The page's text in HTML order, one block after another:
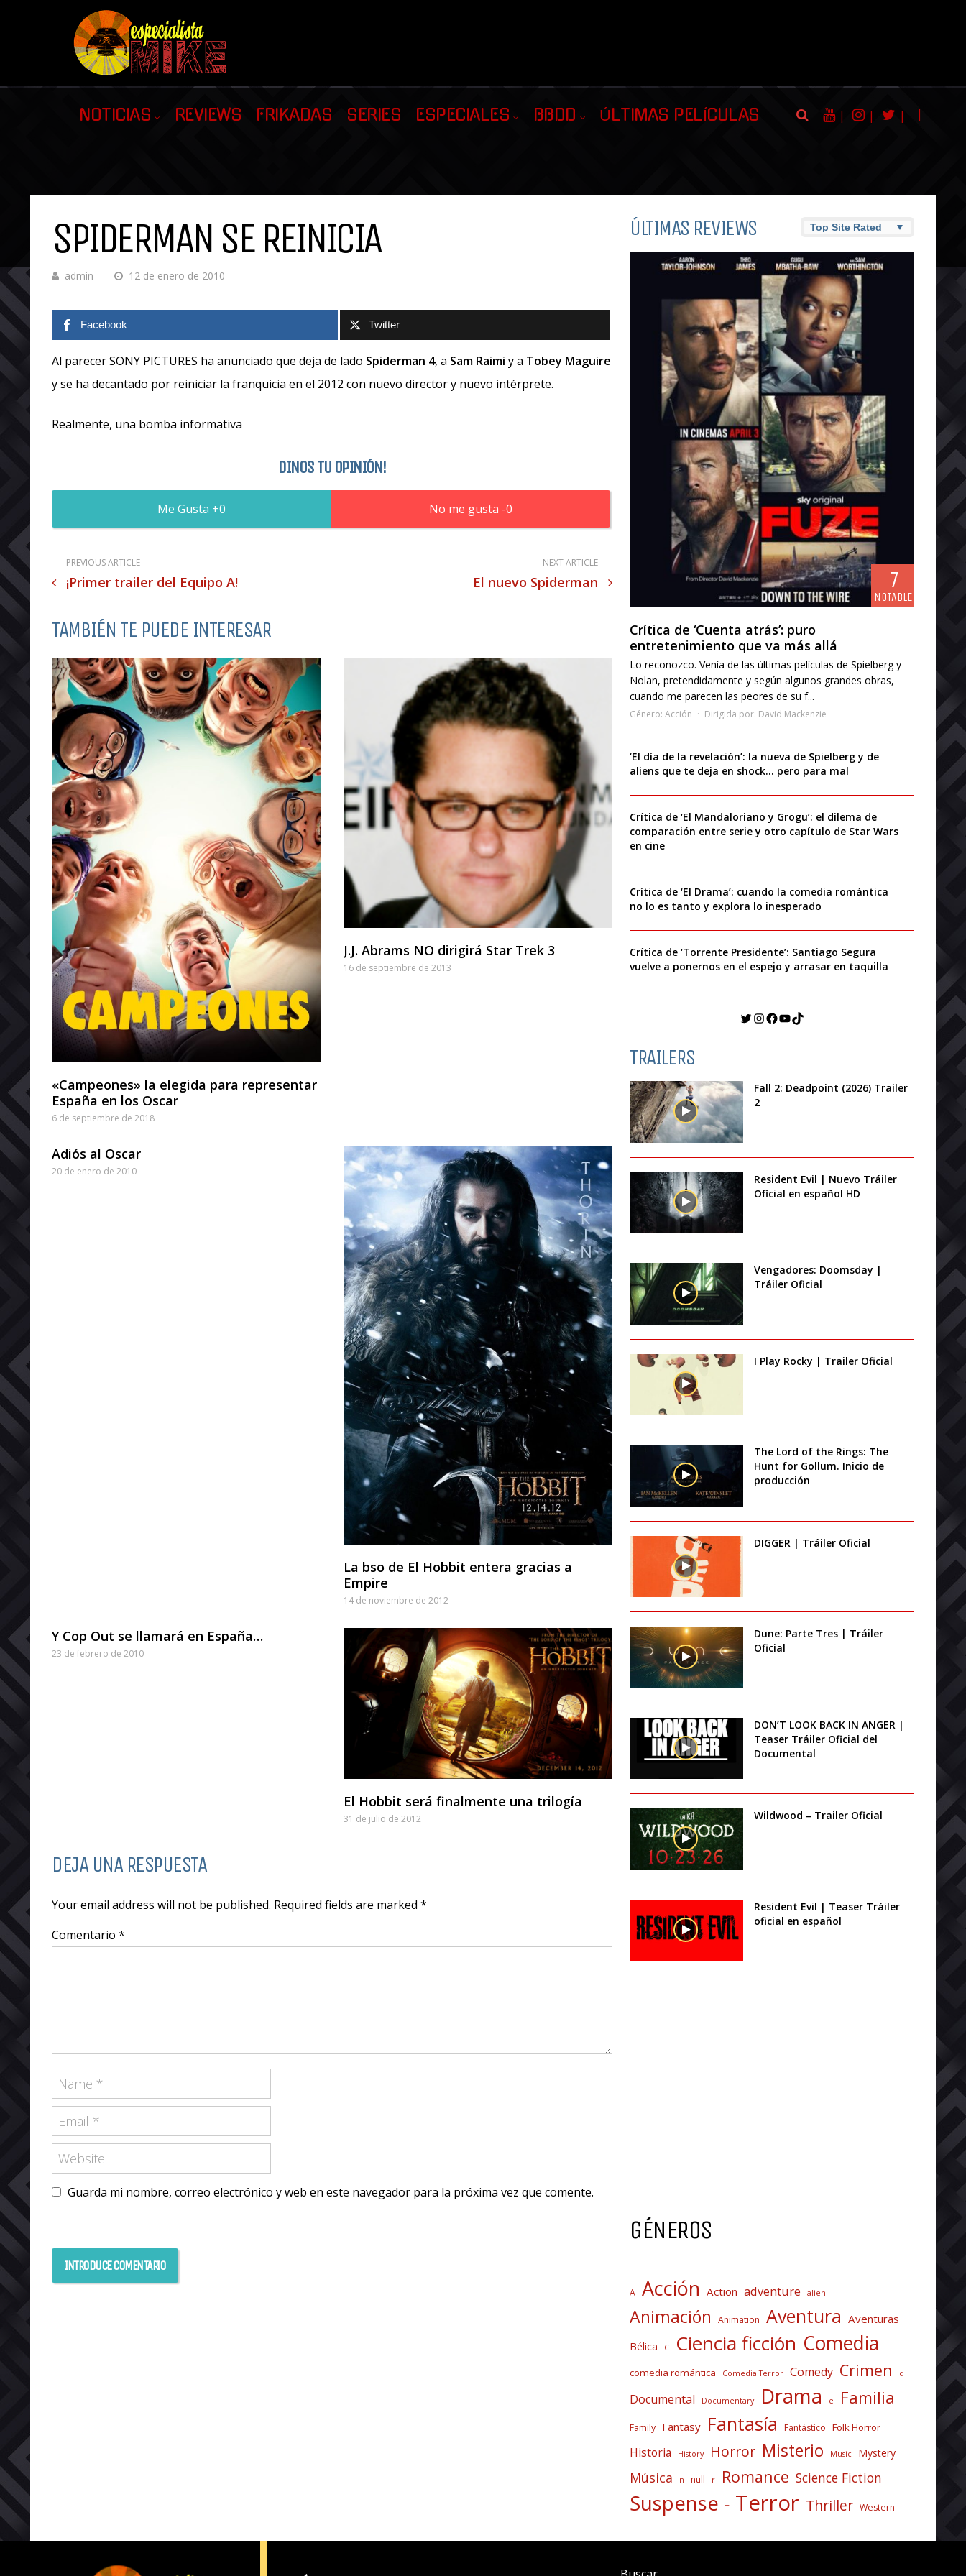
NOTICIAS REVIEWS FRIKADAS SERIES ESPECIALES BBDD ÚLTIMAS PELÍCULAS | | | |
SPIDERMAN SE REINICIA
admin 12 de enero de 2010
Facebook Twitter
Al parecer SONY PICTURES ha anunciado que deja de lado Spiderman 4, a Sam Raimi y a Tobey Maguire
y se ha decantado por reiniciar la franquicia en el 2012 con nuevo director y nuevo intérprete.
Realmente, una bomba informativa
DINOS TU OPINIÓN!
0 0
PREVIOUS ARTICLE
¡Primer trailer del Equipo A!
NEXT ARTICLE
El nuevo Spiderman
TAMBIÉN TE PUEDE INTERESAR
«Campeones» la elegida para representar
España en los Oscar
6 de septiembre de 2018
J.J. Abrams NO dirigirá Star Trek 3
16 de septiembre de 2013
Adiós al Oscar
20 de enero de 2010
La bso de El Hobbit entera gracias a
Empire
14 de noviembre de 2012
Y Cop Out se llamará en España…
23 de febrero de 2010
El Hobbit será finalmente una trilogía
31 de julio de 2012
DEJA UNA RESPUESTA
Your email address will not be published. Required fields are marked *
Comentario *
Guarda mi nombre, correo electrónico y web en este navegador para la próxima vez que comente.
ÚLTIMAS REVIEWS
7
NOTABLE
Crítica de ‘Cuenta atrás’: puro
entretenimiento que va más allá
Lo reconozco. Venía de las últimas películas de Spielberg y
Nolan, pretendidamente y según algunos grandes obras,
cuando me parecen las peores de su f...
Género: Acción Dirigida por: David Mackenzie
‘El día de la revelación’: la nueva de Spielberg y de
aliens que te deja en shock… pero para mal
Crítica de ‘El Mandaloriano y Grogu’: el dilema de
comparación entre serie y otro capítulo de Star Wars
en cine
Crítica de ‘El Drama’: cuando la comedia romántica
no lo es tanto y explora lo inesperado
Crítica de ‘Torrente Presidente’: Santiago Segura
vuelve a ponernos en el espejo y arrasar en taquilla
Twitter
Instagram
Facebook
YouTube
TikTok
TRAILERS
Fall 2: Deadpoint (2026) Trailer
2
Resident Evil | Nuevo Tráiler
Oficial en español HD
Vengadores: Doomsday |
Tráiler Oficial
I Play Rocky | Trailer Oficial
The Lord of the Rings: The
Hunt for Gollum. Inicio de
producción
DIGGER | Tráiler Oficial
Dune: Parte Tres | Tráiler
Oficial
DON’T LOOK BACK IN ANGER |
Teaser Tráiler Oficial del
Documental
Wildwood – Trailer Oficial
Resident Evil | Teaser Tráiler
oficial en español
GÉNEROS
A Acción Action adventure alien
Animación Animation Aventura Aventuras
Bélica C Ciencia ficción Comedia
comedia romántica Comedia Terror Comedy Crimen d
Documental Documentary Drama e Familia
Family Fantasy Fantasía Fantástico Folk Horror
Historia History Horror Misterio Music Mystery
Música n null r Romance Science Fiction
Suspense T Terror Thriller Western